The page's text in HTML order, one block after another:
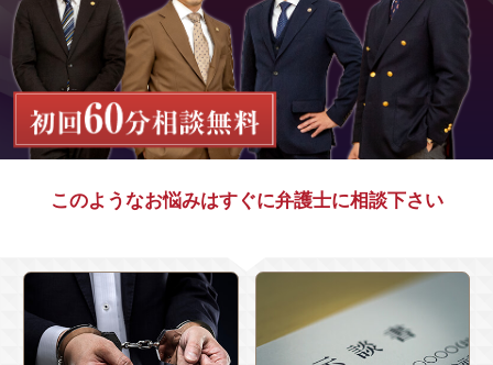
このようなお悩みはすぐに弁護士に相談下さい